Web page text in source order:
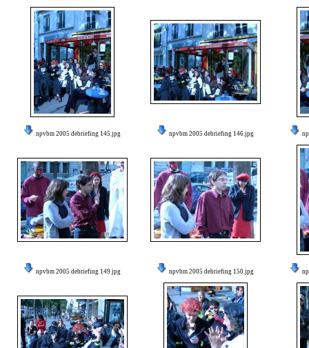
npvbm 2005 debriefing 145.jpg npvbm 2005 debriefing 146.jpg
npvbm 2005 debriefing 149.jpg npvbm 2005 debriefing 150.jpg